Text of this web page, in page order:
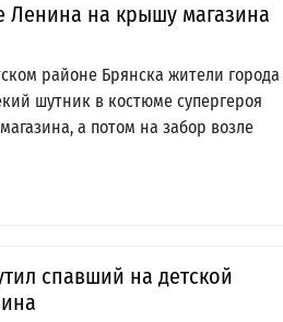
Ленина на крышу магазина
районе Брянска жители города
шутник в костюме супергероя
а потом на забор возле
спавший на детской